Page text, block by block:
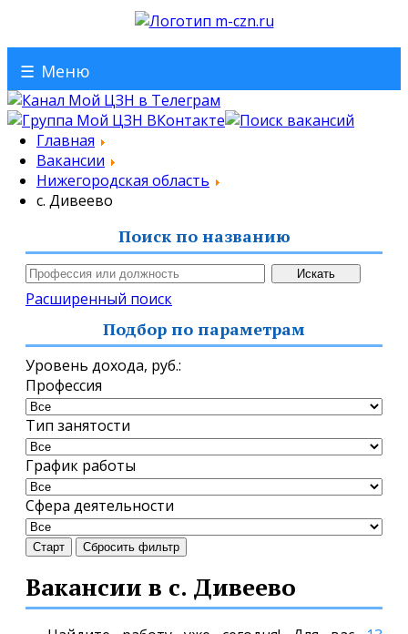
☰ Меню
Главная
Вакансии
Нижегородская область
с. Дивеево
Поиск по названию
Расширенный поиск
Подбор по параметрам
Уровень дохода, руб.:
Профессия
Тип занятости
График работы
Сфера деятельности
Старт Сбросить фильтр
Вакансии в с. Дивеево